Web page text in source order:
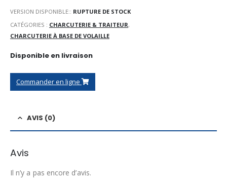
VERSION DISPONIBLE:: RUPTURE DE STOCK
CATÉGORIES : CHARCUTERIE & TRAITEUR,
CHARCUTERIE À BASE DE VOLAILLE
Disponible en livraison
Commander en ligne
AVIS (0)
Avis
Il n’y a pas encore d’avis.